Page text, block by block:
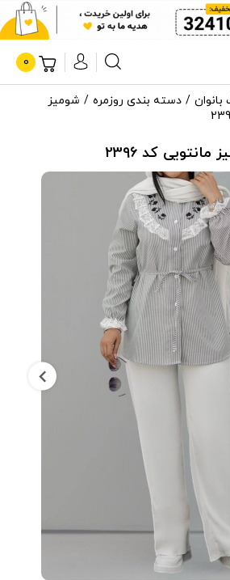
0
دسته بندی روزمره
شومیز
مانتویی کد 2396